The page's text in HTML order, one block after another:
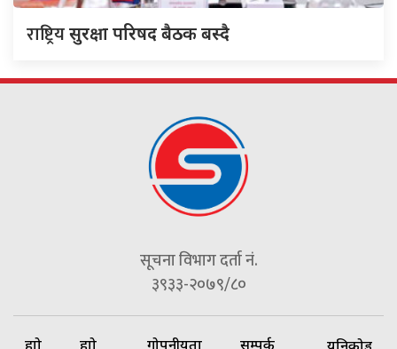
राष्ट्रियसुरक्षा परिषद बैठक बस्दै
सूचना विभाग दर्ता नं.
३९३३-२०७९/८०
हाम्रो हाम्रो गोपनीयता सम्पर्क